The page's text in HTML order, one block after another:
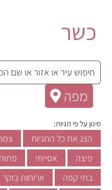
כשר
מפה
סינון על פי תגיות:
הצג את כל התגיות
פיצה
אסייתי
בתי קפה
ארוחות בוקר